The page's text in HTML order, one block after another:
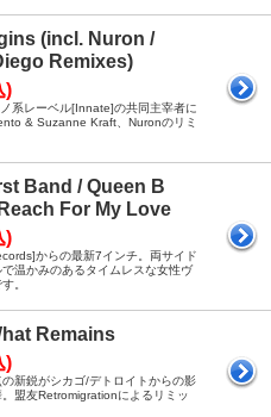
(incl. Nuron /
Remixes)
)
系レーベル[Innate]の共同主宰者に
& Suzanne Kraft、Nuronのリミ
Band / Queen B
For My Love
)
からの最新7インチ。両サイド
温かみのあるタイムレスな女性ヴ
。
Remains
)
新鋭がシカゴ/デトロイトからの影
盟友Retromigrationによるリミッ